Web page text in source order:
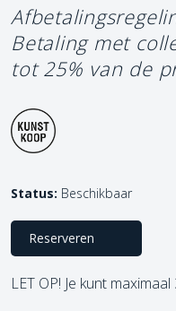
Betaling met
tot 25% van de
Status: Beschikbaar
Reserveren
LET OP! Je kunt